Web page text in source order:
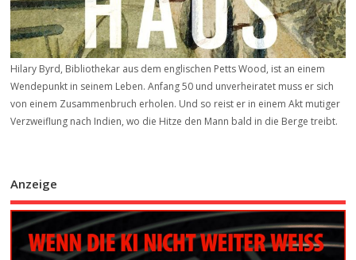
Hilary Byrd, Bibliothekar aus dem englischen Petts Wood, ist an einem
Wendepunkt in seinem Leben. Anfang 50 und unverheiratet muss er sich
von einem Zusammenbruch erholen. Und so reist er in einem Akt mutiger
Verzweiflung nach Indien, wo die Hitze den Mann bald in die Berge treibt.
Anzeige